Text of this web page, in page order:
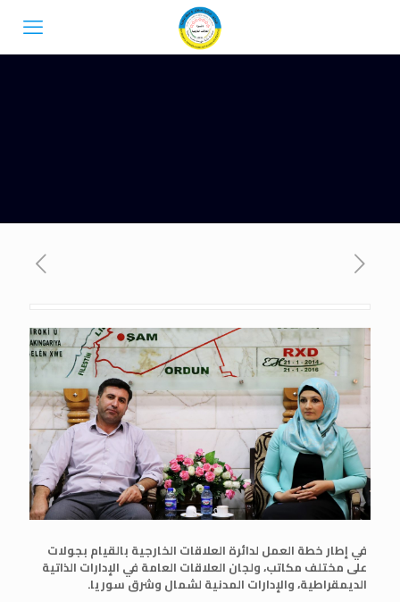
في إطار خطة العمل لدائرة العلاقات الخارجية بالقيام بجولات
على مختلف مكاتب، ولجان العلاقات العامة في الإدارات الذاتية
الديمقراطية، والإدارات المدنية لشمال وشرق سوريا.